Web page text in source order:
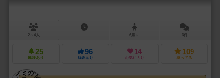
2～4人 － 6歳～ 3件
25
興味あり
96
経験あり
14
お気に入り
109
持ってる